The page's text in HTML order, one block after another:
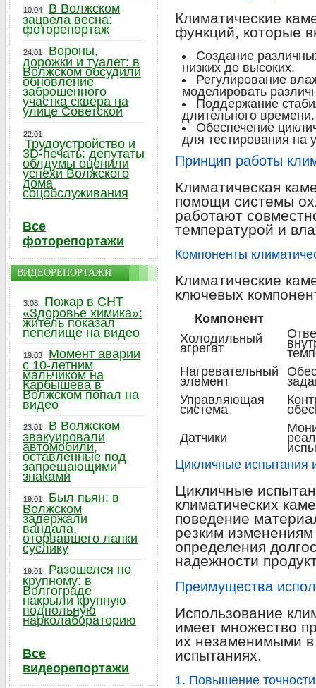
Климатические
функций, которые
Создание
низких до высоких.
Регулирование
моделировать
Поддержание
длительного времени.
Обеспечение
для тестирования на
Принцип работы
Климатическая
помощи системы
работают
температурой и
Компоненты
Климатические
ключевых
Компонент
Холодильный
агрегат
Нагревательный
элемент
Управляющая
система
Датчики
Цикличные испытания
Цикличные
климатических
поведение
резким
определения
надежности
Преимущества
Использование
имеет множество
их незаменимыми
испытаниях.
1. Повышение
10.04
В Волжском
зацвела весна:
фоторепортаж
24.01
Вороны,
дорожки и туалет: в
Волжском обсудили
обновление
заброшенного
участка сквера на
улице Советской
22.01
Трудоустройство и
3D-печать: депутаты
облдумы оценили
успехи Волжского
дома
соцобслуживания
Все
фоторепортажи
ВИДЕОРЕПОРТАЖИ
3.08
Пожар в СНТ
«Здоровье химика»:
житель показал
пепелище на видео
19.03
Момент аварии
с 10-летним
мальчиком на
Карбышева в
Волжском попал на
видео
23.01
В Волжском
эвакуировали
автомобили,
оставленные под
запрещающими
знаками
19.01
Был пьян: в
Волжском
задержали
вандала,
оторвавшего лапки
суслику
19.01
Разошелся по
крупному: в
Волгограде
накрыли крупную
подпольную
нарколабораторию
Все
видеорепортажи